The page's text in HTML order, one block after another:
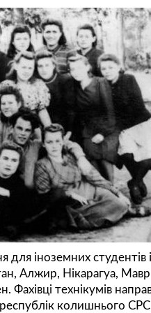
для іноземних
Алжир, Нікарагуа,
технікумів
колишнього